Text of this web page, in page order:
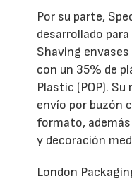
Por su parte,
desarrollado
Shaving
con un 35% de
Plastic (POP).
envío por buzón
formato,
y decoración
London